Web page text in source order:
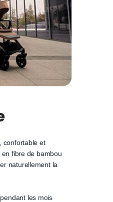
confortable et
fibre de bambou
naturellement la
les mois